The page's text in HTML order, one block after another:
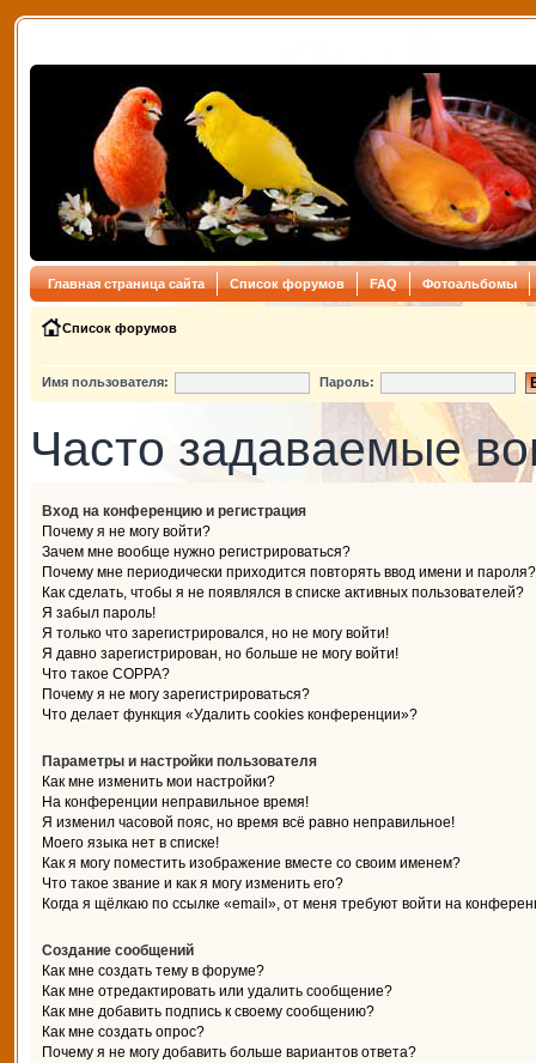
Главная страница сайта Список форумов FAQ Фотоальбомы
Список форумов
Имя пользователя: Пароль:
Часто задаваемые
Вход на конференцию и регистрация
Почему я не могу войти?
Зачем мне вообще нужно регистрироваться?
Почему мне периодически приходится повторять ввод имени и пароля?
Как сделать, чтобы я не появлялся в списке активных пользователей?
Я забыл пароль!
Я только что зарегистрировался, но не могу войти!
Я давно зарегистрирован, но больше не могу войти!
Что такое COPPA?
Почему я не могу зарегистрироваться?
Что делает функция «Удалить cookies конференции»?
Параметры и настройки пользователя
Как мне изменить мои настройки?
На конференции неправильное время!
Я изменил часовой пояс, но время всё равно неправильное!
Моего языка нет в списке!
Как я могу поместить изображение вместе со своим именем?
Что такое звание и как я могу изменить его?
Когда я щёлкаю по ссылке «email», от меня требуют войти на
Создание сообщений
Как мне создать тему в форуме?
Как мне отредактировать или удалить сообщение?
Как мне добавить подпись к своему сообщению?
Как мне создать опрос?
Почему я не могу добавить больше вариантов ответа?